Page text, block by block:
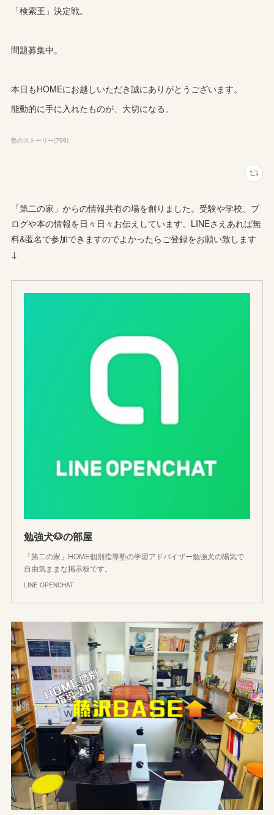
「検索王」決定戦。
問題募集中。
本日もHOMEにお越しいただき誠にありがとうございます。
能動的に手に入れたものが、大切になる。
塾のストーリー(799)
「第二の家」からの情報共有の場を創りました。受験や学校、ブ
ログや本の情報を日々日々お伝えしています。LINEさえあれば無
料&匿名で参加できますのでよかったらご登録をお願い致します
↓
勉強犬🐶の部屋
「第二の家」HOME個別指導塾の学習アドバイザー勉強犬の陽気で
自由気ままな掲示板です。
LINE OPENCHAT